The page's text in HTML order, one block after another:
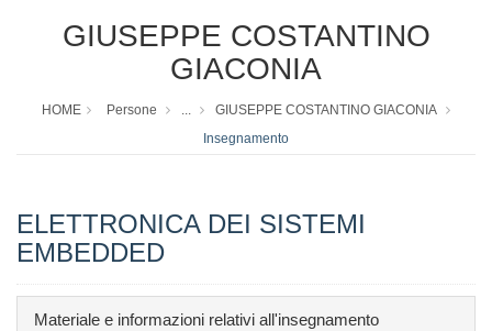
GIUSEPPE COSTANTINO
GIACONIA
HOME Persone ...
GIUSEPPE COSTANTINO GIACONIA
Insegnamento
ELETTRONICA DEI SISTEMI
EMBEDDED
Materiale e informazioni relativi all'insegnamento